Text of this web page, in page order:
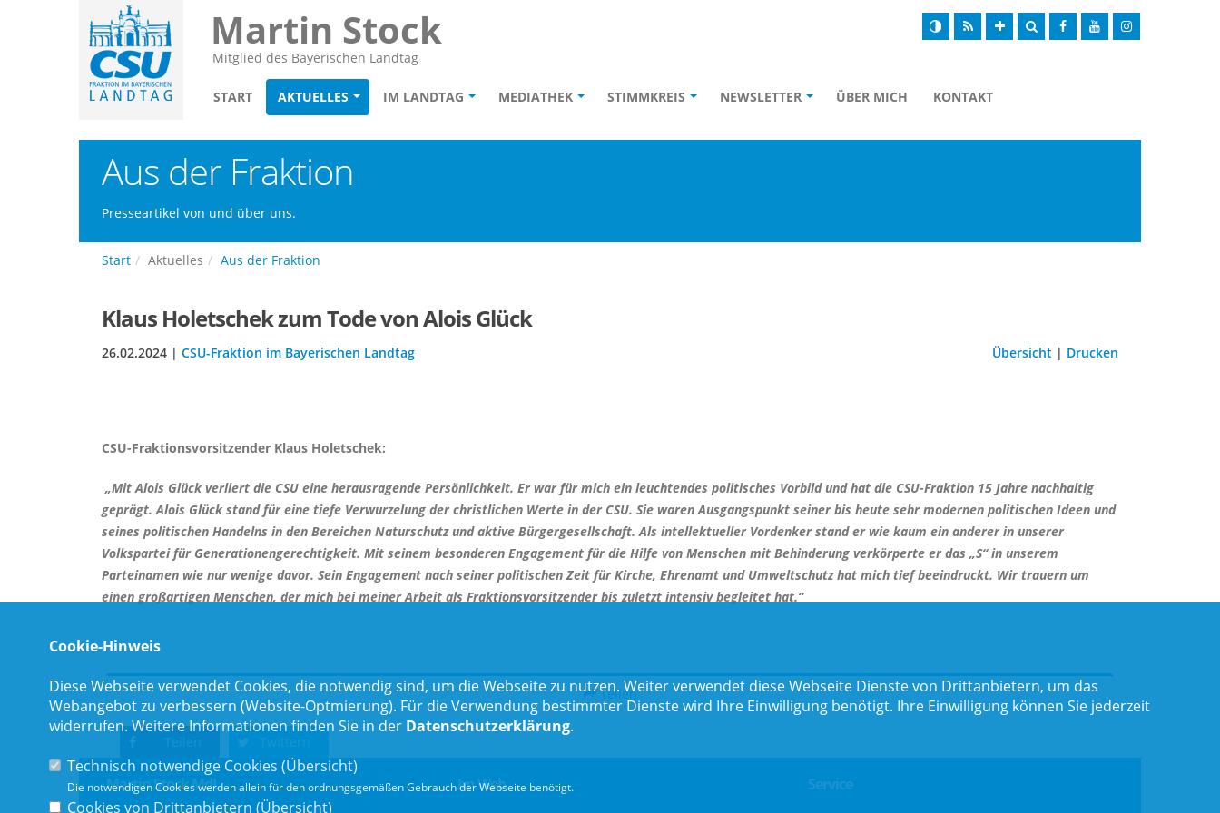
Martin Stock
Mitglied des Bayerischen Landtag
START AKTUELLES IM LANDTAG MEDIATHEK STIMMKREIS NEWSLETTER ÜBER MICH KONTAKT
Aus der Fraktion
Presseartikel von und über uns.
Start Aktuelles Aus der Fraktion
Klaus Holetschek zum Tode von Alois Glück
26.02.2024 | CSU-Fraktion im Bayerischen Landtag Übersicht | Drucken
CSU-Fraktionsvorsitzender Klaus Holetschek:
Mit Alois Glück verliert die CSU eine herausragende Persönlichkeit. Er war für mich ein leuchtendes politisches Vorbild und hat die CSU-Fraktion 15 Jahre nachhaltig
geprägt. Alois Glück stand für eine tiefe Verwurzelung der christlichen Werte in der CSU. Sie waren Ausgangspunkt seiner bis heute sehr modernen politischen Ideen und
seines politischen Handelns in den Bereichen Naturschutz und aktive Bürgergesellschaft. Als intellektueller Vordenker stand er wie kaum ein anderer in unserer
Volkspartei für Generationengerechtigkeit. Mit seinem besonderen Engagement für die Hilfe von Menschen mit Behinderung verkörperte er das „S“ in unserem
Parteinamen wie nur wenige davor. Sein Engagement nach seiner politischen Zeit für Kirche, Ehrenamt und Umweltschutz hat mich tief beeindruckt. Wir trauern um
einen großartigen Menschen, der mich bei meiner Arbeit als Fraktionsvorsitzender bis zuletzt intensiv begleitet hat.“
Teilen
Twittern
Martin Stock MdL Im Web Service
Cookie-Hinweis
Diese Webseite verwendet Cookies, die notwendig sind, um die Webseite zu nutzen. Weiter verwendet diese Webseite Dienste von Drittanbietern, um das
Webangebot zu verbessern (Website-Optmierung). Für die Verwendung bestimmter Dienste wird Ihre Einwilligung benötigt. Ihre Einwilligung können Sie jederzeit
widerrufen. Weitere Informationen finden Sie in der Datenschutzerklärung.
Technisch notwendige Cookies (Übersicht)
Die notwendigen Cookies werden allein für den ordnungsgemäßen Gebrauch der Webseite benötigt.
Cookies von Drittanbietern (Übersicht)